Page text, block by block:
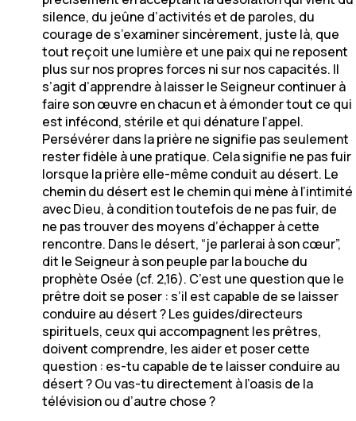
silence, du jeûne d’activités et de paroles, du
courage de s’examiner sincèrement, juste là, que
tout reçoit une lumière et une paix qui ne reposent
plus sur nos propres forces ni sur nos capacités. Il
s’agit d’apprendre à laisser le Seigneur continuer à
faire son œuvre en chacun et à émonder tout ce qui
est infécond, stérile et qui dénature l’appel.
Persévérer dans la prière ne signifie pas seulement
rester fidèle à une pratique. Cela signifie ne pas fuir
lorsque la prière elle-même conduit au désert. Le
chemin du désert est le chemin qui mène à l’intimité
avec Dieu, à condition toutefois de ne pas fuir, de
ne pas trouver des moyens d’échapper à cette
rencontre. Dans le désert, “je parlerai à son cœur”,
dit le Seigneur à son peuple par la bouche du
prophète Osée (cf. 2,16). C’est une question que le
prêtre doit se poser : s’il est capable de se laisser
conduire au désert ? Les guides/directeurs
spirituels, ceux qui accompagnent les prêtres,
doivent comprendre, les aider et poser cette
question : es-tu capable de te laisser conduire au
désert ? Ou vas-tu directement à l’oasis de la
télévision ou d’autre chose ?